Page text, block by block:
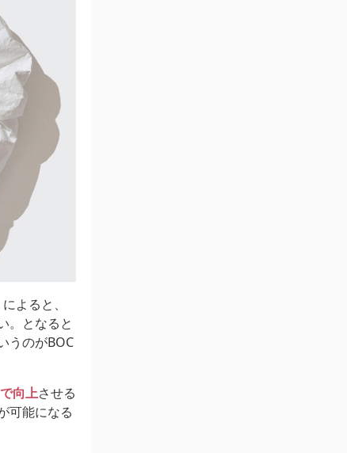
によると、
。となると
うのがBOC
向上させる
可能になる